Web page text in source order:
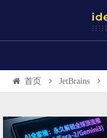
首页 JetBrains